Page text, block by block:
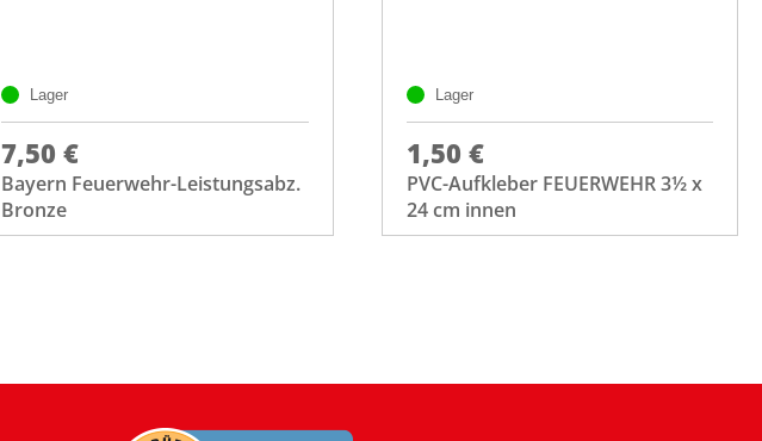
Lager
7,50 €
Bayern Feuerwehr-Leistungsabz.
Bronze
Lager
1,50 €
PVC-Aufkleber FEUERWEHR 3½ x
24 cm innen